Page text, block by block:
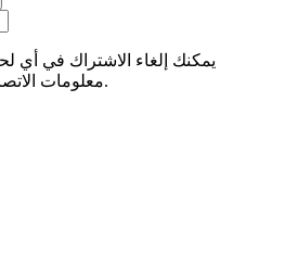
يمكنك إلغاء الاشتراك في أي
معلومات الاتصال لدينا في الإشعار القانوني.